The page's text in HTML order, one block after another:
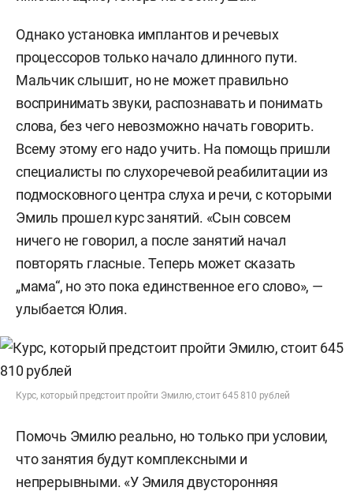
Однако установка имплантов и речевых
процессоров только начало длинного пути.
Мальчик слышит, но не может правильно
воспринимать звуки, распознавать и понимать
слова, без чего невозможно начать говорить.
Всему этому его надо учить. На помощь пришли
специалисты по слухоречевой реабилитации из
подмосковного центра слуха и речи, с которыми
Эмиль прошел курс занятий. «Сын совсем
ничего не говорил, а после занятий начал
повторять гласные. Теперь может сказать
„мама“, но это пока единственное его слово», —
улыбается Юлия.
Курс, который предстоит пройти Эмилю, стоит 645 810 рублей
Помочь Эмилю реально, но только при условии,
что занятия будут комплексными и
непрерывными. «У Эмиля двусторонняя